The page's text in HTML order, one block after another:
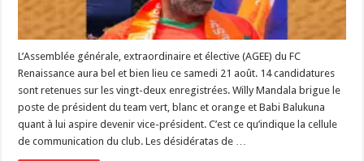
L’Assemblée générale, extraordinaire et élective (AGEE) du FC
Renaissance aura bel et bien lieu ce samedi 21 août. 14 candidatures
sont retenues sur les vingt-deux enregistrées. Willy Mandala brigue le
poste de président du team vert, blanc et orange et Babi Balukuna
quant à lui aspire devenir vice-président. C’est ce qu’indique la cellule
de communication du club. Les désidératas de …